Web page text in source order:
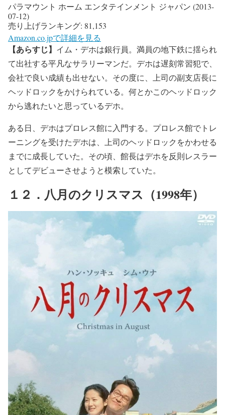
パラマウント ホーム エンタテインメント ジャパン (2013-
07-12)
売り上げランキング: 81,153
Amazon.co.jpで詳細を見る
【あらすじ】 イム・デホは銀行員。満員の地下鉄に揺られ
て出社する平凡なサラリーマンだ。デホは遅刻常習犯で、
会社で良い成績も出せない。その度に、上司の副支店長に
ヘッドロックをかけられている。何とかこのヘッドロック
から逃れたいと思っているデホ。
ある日、デホはプロレス館に入門する。プロレス館でトレ
ーニングを受けたデホは、上司のヘッドロックをかわせる
までに成長していた。その頃、館長はデホを反則レスラー
としてデビューさせようと模索していた。
１２．八月のクリスマス（1998年）